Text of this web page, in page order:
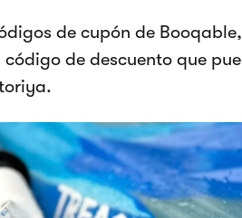
de cupón de
código de descuento que